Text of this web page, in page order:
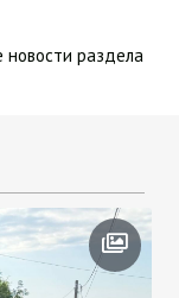
новости раздела